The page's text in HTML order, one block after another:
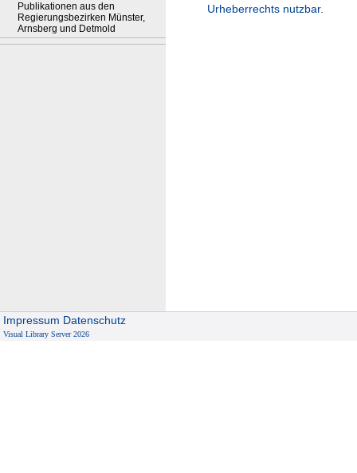
Publikationen aus den
Regierungsbezirken Münster,
Arnsberg und Detmold
Urheberrechts nutzbar.
Impressum Datenschutz
Visual Library Server 2026